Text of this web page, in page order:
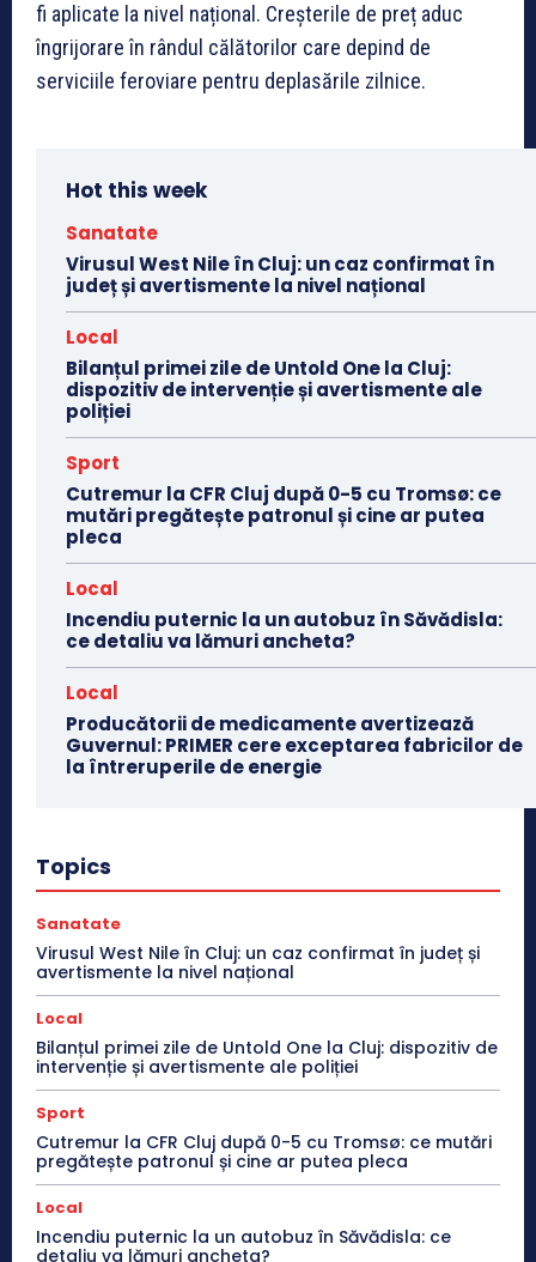
fi aplicate la nivel național. Creșterile de preț aduc
îngrijorare în rândul călătorilor care depind de
serviciile feroviare pentru deplasările zilnice.
Hot this week
Sanatate
Virusul West Nile în Cluj: un caz confirmat în
județ și avertismente la nivel național
Local
Bilanțul primei zile de Untold One la Cluj:
dispozitiv de intervenție și avertismente ale
poliției
Sport
Cutremur la CFR Cluj după 0-5 cu Tromsø: ce
mutări pregătește patronul și cine ar putea
pleca
Local
Incendiu puternic la un autobuz în Săvădisla:
ce detaliu va lămuri ancheta?
Local
Producătorii de medicamente avertizează
Guvernul: PRIMER cere exceptarea fabricilor de
la întreruperile de energie
Topics
Sanatate
Virusul West Nile în Cluj: un caz confirmat în județ și
avertismente la nivel național
Local
Bilanțul primei zile de Untold One la Cluj: dispozitiv de
intervenție și avertismente ale poliției
Sport
Cutremur la CFR Cluj după 0-5 cu Tromsø: ce mutări
pregătește patronul și cine ar putea pleca
Local
Incendiu puternic la un autobuz în Săvădisla: ce
detaliu va lămuri ancheta?